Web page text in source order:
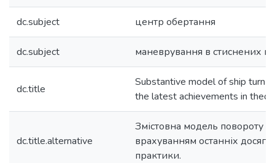
dc.subject центр обертання
dc.subject маневрування в стиснених
dc.title
Substantive model of ship turn
the latest achievements in
dc.title.alternative
Змістовна модель повороту
врахуванням останніх
практики.